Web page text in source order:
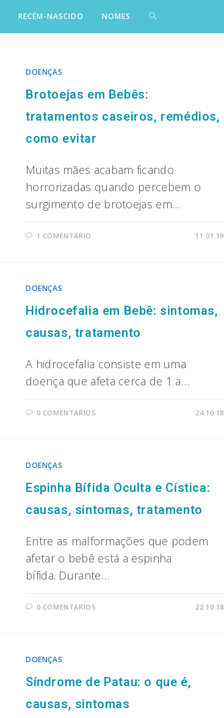
RECÉM-NASCIDO NOMES
DOENÇAS
Brotoejas em Bebês:
tratamentos caseiros, remédios,
como evitar
Muitas mães acabam ficando
horrorizadas quando percebem o
surgimento de brotoejas em…
1 COMENTÁRIO 11.01.19
DOENÇAS
Hidrocefalia em Bebê: sintomas,
causas, tratamento
A hidrocefalia consiste em uma
doença que afeta cerca de 1 a…
0 COMENTÁRIOS 24.10.18
DOENÇAS
Espinha Bífida Oculta e Cística:
causas, sintomas, tratamento
Entre as malformações que podem
afetar o bebê está a espinha
bífida. Durante…
0 COMENTÁRIOS 22.10.18
DOENÇAS
Síndrome de Patau: o que é,
causas, sintomas